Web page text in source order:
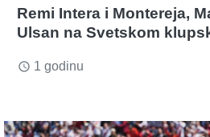
Remi Intera i Montereja,
Ulsan na Svetskom
access_time 1 godinu